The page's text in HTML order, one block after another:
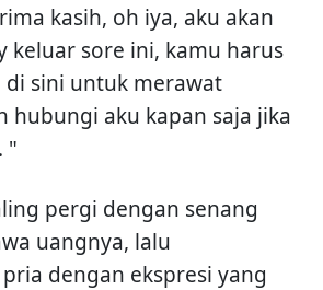
kasih, oh iya, aku akan
keluar sore ini, kamu harus
sini untuk merawat
hubungi aku kapan saja jika
"
pergi dengan senang
uangnya, lalu
dengan ekspresi yang